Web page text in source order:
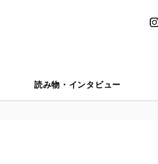
読み物・インタビュー